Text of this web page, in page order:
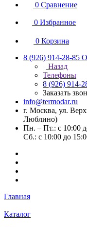
0 Сравнение
0 Избранное
0 Корзина
8 (926) 914-28-85
Назад
Телефоны
8 (926) 914-
Заказать
info@termodar.ru
г. Москва, ул.
Люблино)
Пн. – Пт.: с 10:00
Сб.: с 10:00 до
Главная
Каталог